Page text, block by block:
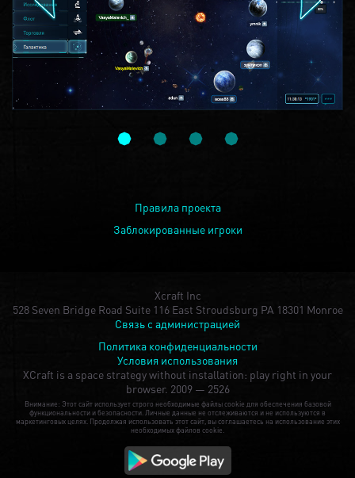
Правила проекта
Заблокированные игроки
Xcraft Inc
528 Seven Bridge Road Suite 116 East Stroudsburg PA 18301 Monroe
Связь с администрацией
Политика конфиденциальности
Условия использования
XCraft is a space strategy without installation: play right in your
browser. 2009 — 2526
Внимание: Этот сайт использует строго необходимые файлы cookie для обеспечения базовой
функциональности и безопасности. Личные данные не отслеживаются и не используются в
маркетинговых целях. Продолжая использовать этот сайт, вы соглашаетесь на использование этих
необходимых файлов cookie.